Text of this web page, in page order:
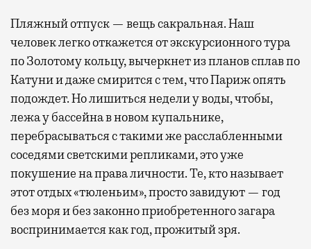
Пляжный отпуск — вещь сакральная. Наш
человек легко откажется от экскурсионного тура
по Золотому кольцу, вычеркнет из планов сплав по
Катуни и даже смирится с тем, что Париж опять
подождет. Но лишиться недели у воды, чтобы,
лежа у бассейна в новом купальнике,
перебрасываться с такими же расслабленными
соседями светскими репликами, это уже
покушение на права личности. Те, кто называет
этот отдых «тюленьим», просто завидуют — год
без моря и без законно приобретенного загара
воспринимается как год, прожитый зря.